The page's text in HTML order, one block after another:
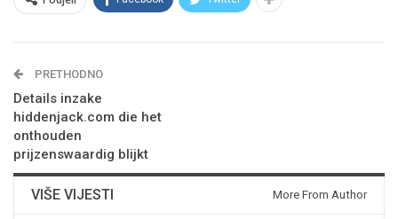
PRETHODNO
Details inzake
hiddenjack.com die het
onthouden
prijzenswaardig blijkt
VIŠE VIJESTI More From Author